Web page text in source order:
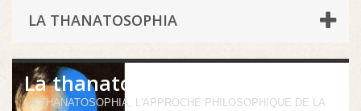
LA THANATOSOPHIA
La thanatosophia
LA THANATOSOPHIA, L'APPROCHE PHILOSOPHIQUE DE LA